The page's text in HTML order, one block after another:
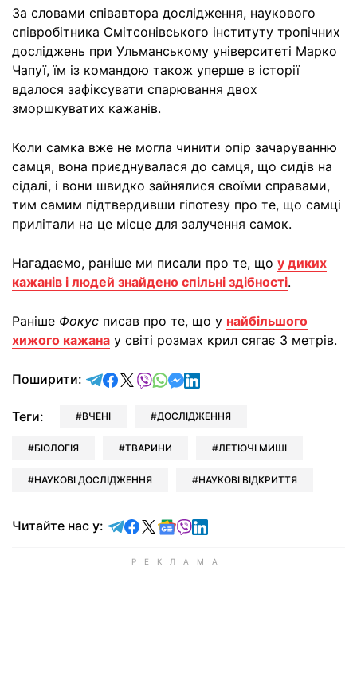
За словами співавтора дослідження, наукового
співробітника Смітсонівського інституту тропічних
досліджень при Ульманському університеті Марко
Чапуї, їм із командою також уперше в історії
вдалося зафіксувати спарювання двох
зморшкуватих кажанів.
Коли самка вже не могла чинити опір зачаруванню
самця, вона приєднувалася до самця, що сидів на
сідалі, і вони швидко зайнялися своїми справами,
тим самим підтвердивши гіпотезу про те, що самці
прилітали на це місце для залучення самок.
Нагадаємо, раніше ми писали про те, що у диких
кажанів і людей знайдено спільні здібності.
Раніше Фокус писав про те, що у найбільшого
хижого кажана у світі розмах крил сягає 3 метрів.
Поширити: відправити у Telegram
поділитись у Facebook
поділитись у X
відправити у Viber
відправити у Whatsapp
відправити у Messenger
відправити у LinkedIn
Теги: ВЧЕНІ ДОСЛІДЖЕННЯ
БІОЛОГІЯ ТВАРИНИ ЛЕТЮЧІ МИШІ
НАУКОВІ ДОСЛІДЖЕННЯ НАУКОВІ ВІДКРИТТЯ
Читайте нас у: Читайте у Telegram
Читайте у Facebook
Читайте у X
Читайте у Google news
Читайте у Viber
Читайте у LinkedIn